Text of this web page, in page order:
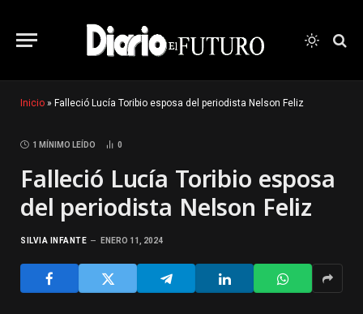
Inicio » Falleció Lucía Toribio esposa del periodista Nelson Feliz
1 MÍNIMO LEÍDO 0
Falleció Lucía Toribio esposa
del periodista Nelson Feliz
SILVIA INFANTE ENERO 11, 2024